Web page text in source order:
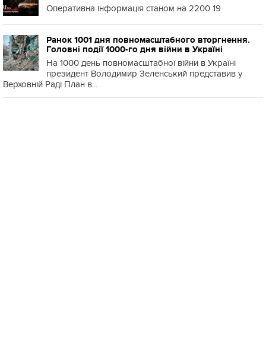
Оперативна інформація станом на 2200 19
Ранок 1001 дня повномасштабного вторгнення.
Головні події 1000-го дня війни в Україні
На 1000 день повномасштабної війни в Україні
президент Володимир Зеленський представив у
Верховній Раді План в...